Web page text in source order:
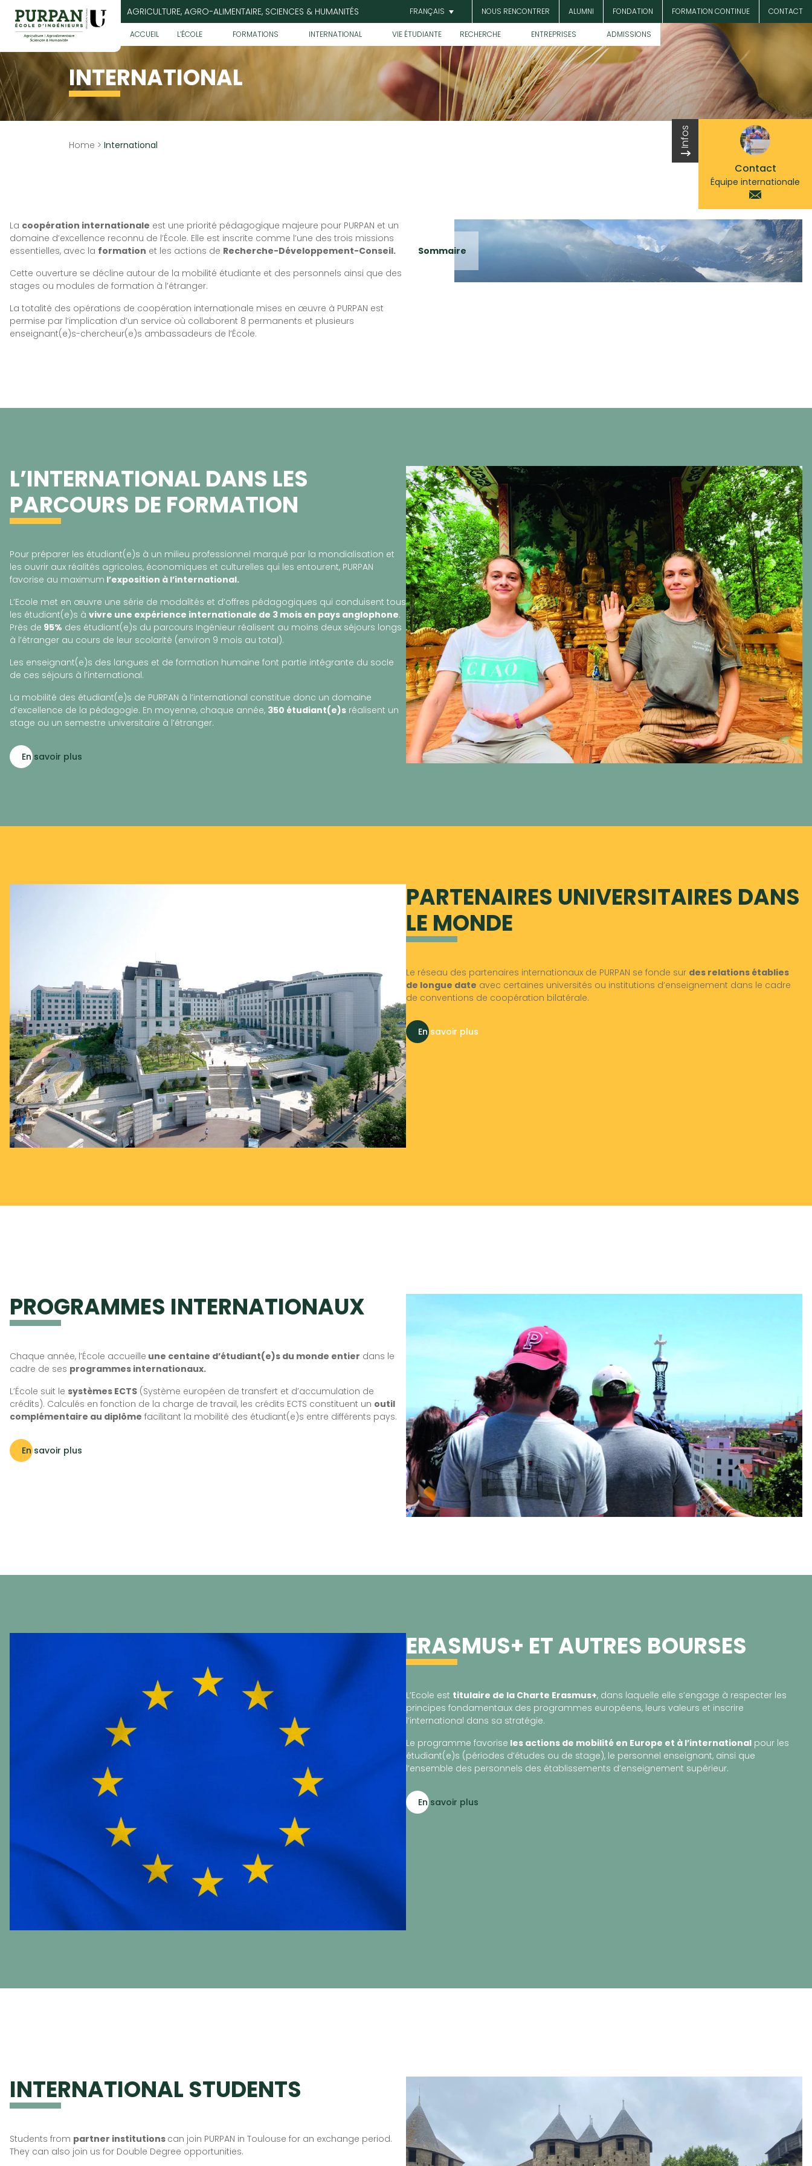
Allez
contenu
AGRICULTURE, AGRO-ALIMENTAIRE, SCIENCES & HUMANITÉS FRANÇAIS NOUS RENCONTRER ALUMNI FONDATION FORMATION CONTINUE CONTACT
ACCUEIL L’ÉCOLE FORMATIONS INTERNATIONAL VIE ÉTUDIANTE RECHERCHE ENTREPRISES ADMISSIONS
INTERNATIONAL
Home > International Infos
Contact
Équipe internationale
La coopération internationale est une priorité pédagogique majeure pour PURPAN et un
domaine d’excellence reconnu de l’École. Elle est inscrite comme l’une des trois missions
essentielles, avec la formation et les actions de Recherche-Développement-Conseil.
Cette ouverture se décline autour de la mobilité étudiante et des personnels ainsi que des
stages ou modules de formation à l’étranger.
La totalité des opérations de coopération internationale mises en œuvre à PURPAN est
permise par l’implication d’un service où collaborent 8 permanents et plusieurs
enseignant(e)s-chercheur(e)s ambassadeurs de l’École.
Sommaire
L’INTERNATIONAL DANS LES
PARCOURS DE FORMATION
Pour préparer les étudiant(e)s à un milieu professionnel marqué par la mondialisation et
les ouvrir aux réalités agricoles, économiques et culturelles qui les entourent, PURPAN
favorise au maximum l’exposition à l’international.
L’Ecole met en œuvre une série de modalités et d’offres pédagogiques qui conduisent tous
les étudiant(e)s à vivre une expérience internationale de 3 mois en pays anglophone.
Près de 95% des étudiant(e)s du parcours Ingénieur réalisent au moins deux séjours longs
à l’étranger au cours de leur scolarité (environ 9 mois au total).
Les enseignant(e)s des langues et de formation humaine font partie intégrante du socle
de ces séjours à l’international.
La mobilité des étudiant(e)s de PURPAN à l’international constitue donc un domaine
d’excellence de la pédagogie. En moyenne, chaque année, 350 étudiant(e)s réalisent un
stage ou un semestre universitaire à l’étranger.
En savoir plus
PARTENAIRES UNIVERSITAIRES DANS
LE MONDE
Le réseau des partenaires internationaux de PURPAN se fonde sur des relations établies
de longue date avec certaines universités ou institutions d’enseignement dans le cadre
de conventions de coopération bilatérale.
En savoir plus
PROGRAMMES INTERNATIONAUX
Chaque année, l’École accueille une centaine d’étudiant(e)s du monde entier dans le
cadre de ses programmes internationaux.
L’École suit le systèmes ECTS (Système européen de transfert et d’accumulation de
crédits). Calculés en fonction de la charge de travail, les crédits ECTS constituent un outil
complémentaire au diplôme facilitant la mobilité des étudiant(e)s entre différents pays.
En savoir plus
ERASMUS+ ET AUTRES BOURSES
L’Ecole est titulaire de la Charte Erasmus+, dans laquelle elle s’engage à respecter les
principes fondamentaux des programmes européens, leurs valeurs et inscrire
l’international dans sa stratégie.
Le programme favorise les actions de mobilité en Europe et à l’international pour les
étudiant(e)s (périodes d’études ou de stage), le personnel enseignant, ainsi que
l’ensemble des personnels des établissements d’enseignement supérieur.
En savoir plus
INTERNATIONAL STUDENTS
Students from partner institutions can join PURPAN in Toulouse for an exchange period.
They can also join us for Double Degree opportunities.